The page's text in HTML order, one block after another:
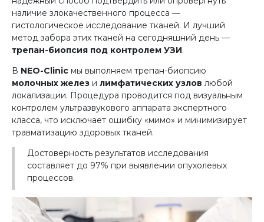
наличие злокачественного процесса —
гистологическое исследование тканей. И лучший
метод забора этих тканей на сегодняшний день —
трепан-биопсия под контролем УЗИ.
В NEO-Clinic мы выполняем трепан-биопсию
молочных желез и лимфатических узлов любой
локализации. Процедура проводится под визуальным
контролем ультразвукового аппарата экспертного
класса, что исключает ошибку «мимо» и минимизирует
травматизацию здоровых тканей.
Достоверность результатов исследования
составляет до 97% при выявлении опухолевых
процессов.